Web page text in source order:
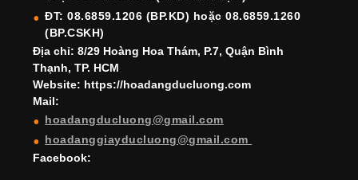
o
k
e
e
h
ĐT: 08.6859.1206 (BP.KD) hoặc 08.6859.1260
(BP.CSKH)
Địa chỉ: 8/29 Hoàng Hoa Thám, P.7, Quận Bình
Thạnh, TP. HCM
Website: https://hoadangducluong.com
Mail:
hoadangducluong@gmail.com
hoadanggiayducluong@gmail.com
Facebook: